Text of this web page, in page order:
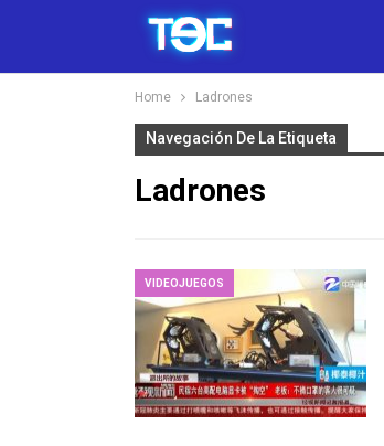
Home Ladrones
Navegación De La Etiqueta
Ladrones
VIDEOJUEGOS